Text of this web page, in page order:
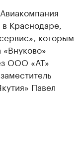
Краснодаре,
которым
ООО «АТ»
Павел